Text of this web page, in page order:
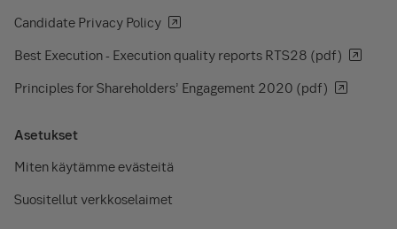
Candidate Privacy Policy
Best Execution - Execution quality reports RTS28 (pdf)
Principles for Shareholders’ Engagement 2020 (pdf)
Asetukset
Miten käytämme evästeitä
Suositellut verkkoselaimet